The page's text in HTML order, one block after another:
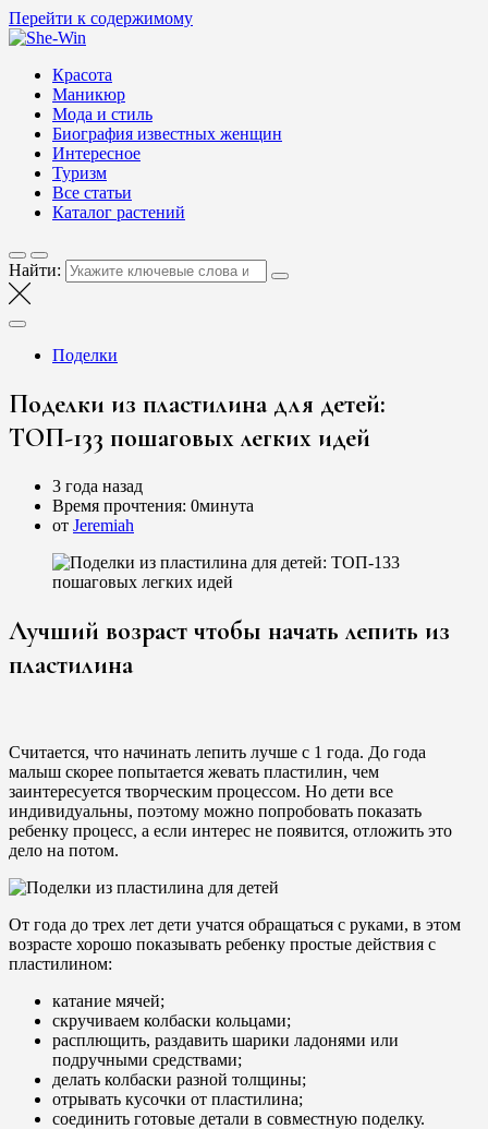
Перейти к содержимому
Блог о женской красоте и здоровье
Красота
Маникюр
Мода и стиль
Биография известных женщин
Интересное
Туризм
Все статьи
Каталог растений
Найти:
Поделки
Поделки из пластилина для детей:
ТОП-133 пошаговых легких идей
3 года назад
Время прочтения: 0минута
от Jeremiah
Лучший возраст чтобы начать лепить из
пластилина
Считается, что начинать лепить лучше с 1 года. До года
малыш скорее попытается жевать пластилин, чем
заинтересуется творческим процессом. Но дети все
индивидуальны, поэтому можно попробовать показать
ребенку процесс, а если интерес не появится, отложить это
дело на потом.
От года до трех лет дети учатся обращаться с руками, в этом
возрасте хорошо показывать ребенку простые действия с
пластилином:
катание мячей;
скручиваем колбаски кольцами;
расплющить, раздавить шарики ладонями или
подручными средствами;
делать колбаски разной толщины;
отрывать кусочки от пластилина;
соединить готовые детали в совместную поделку.